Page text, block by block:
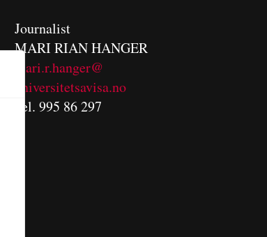
Journalist
MARI RIAN HANGER
mari.r.hanger@
universitetsavisa.no
Tel. 995 86 297